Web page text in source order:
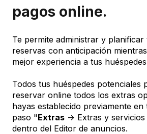
pagos online.
Te permite administrar y planificar
reservas con anticipación
mejor experiencia a tus
Todos tus huéspedes potenciales
reservar online todos los extras
hayas establecido previamente
paso "Extras -> Extras y
dentro del Editor de anuncios.